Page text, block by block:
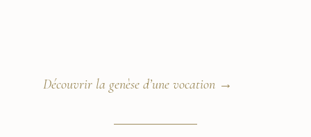
Découvrir la genèse d’une vocation →